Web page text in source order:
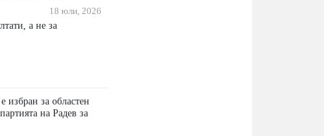
18 юли, 2026
а не за
избран за областен
на Радев за